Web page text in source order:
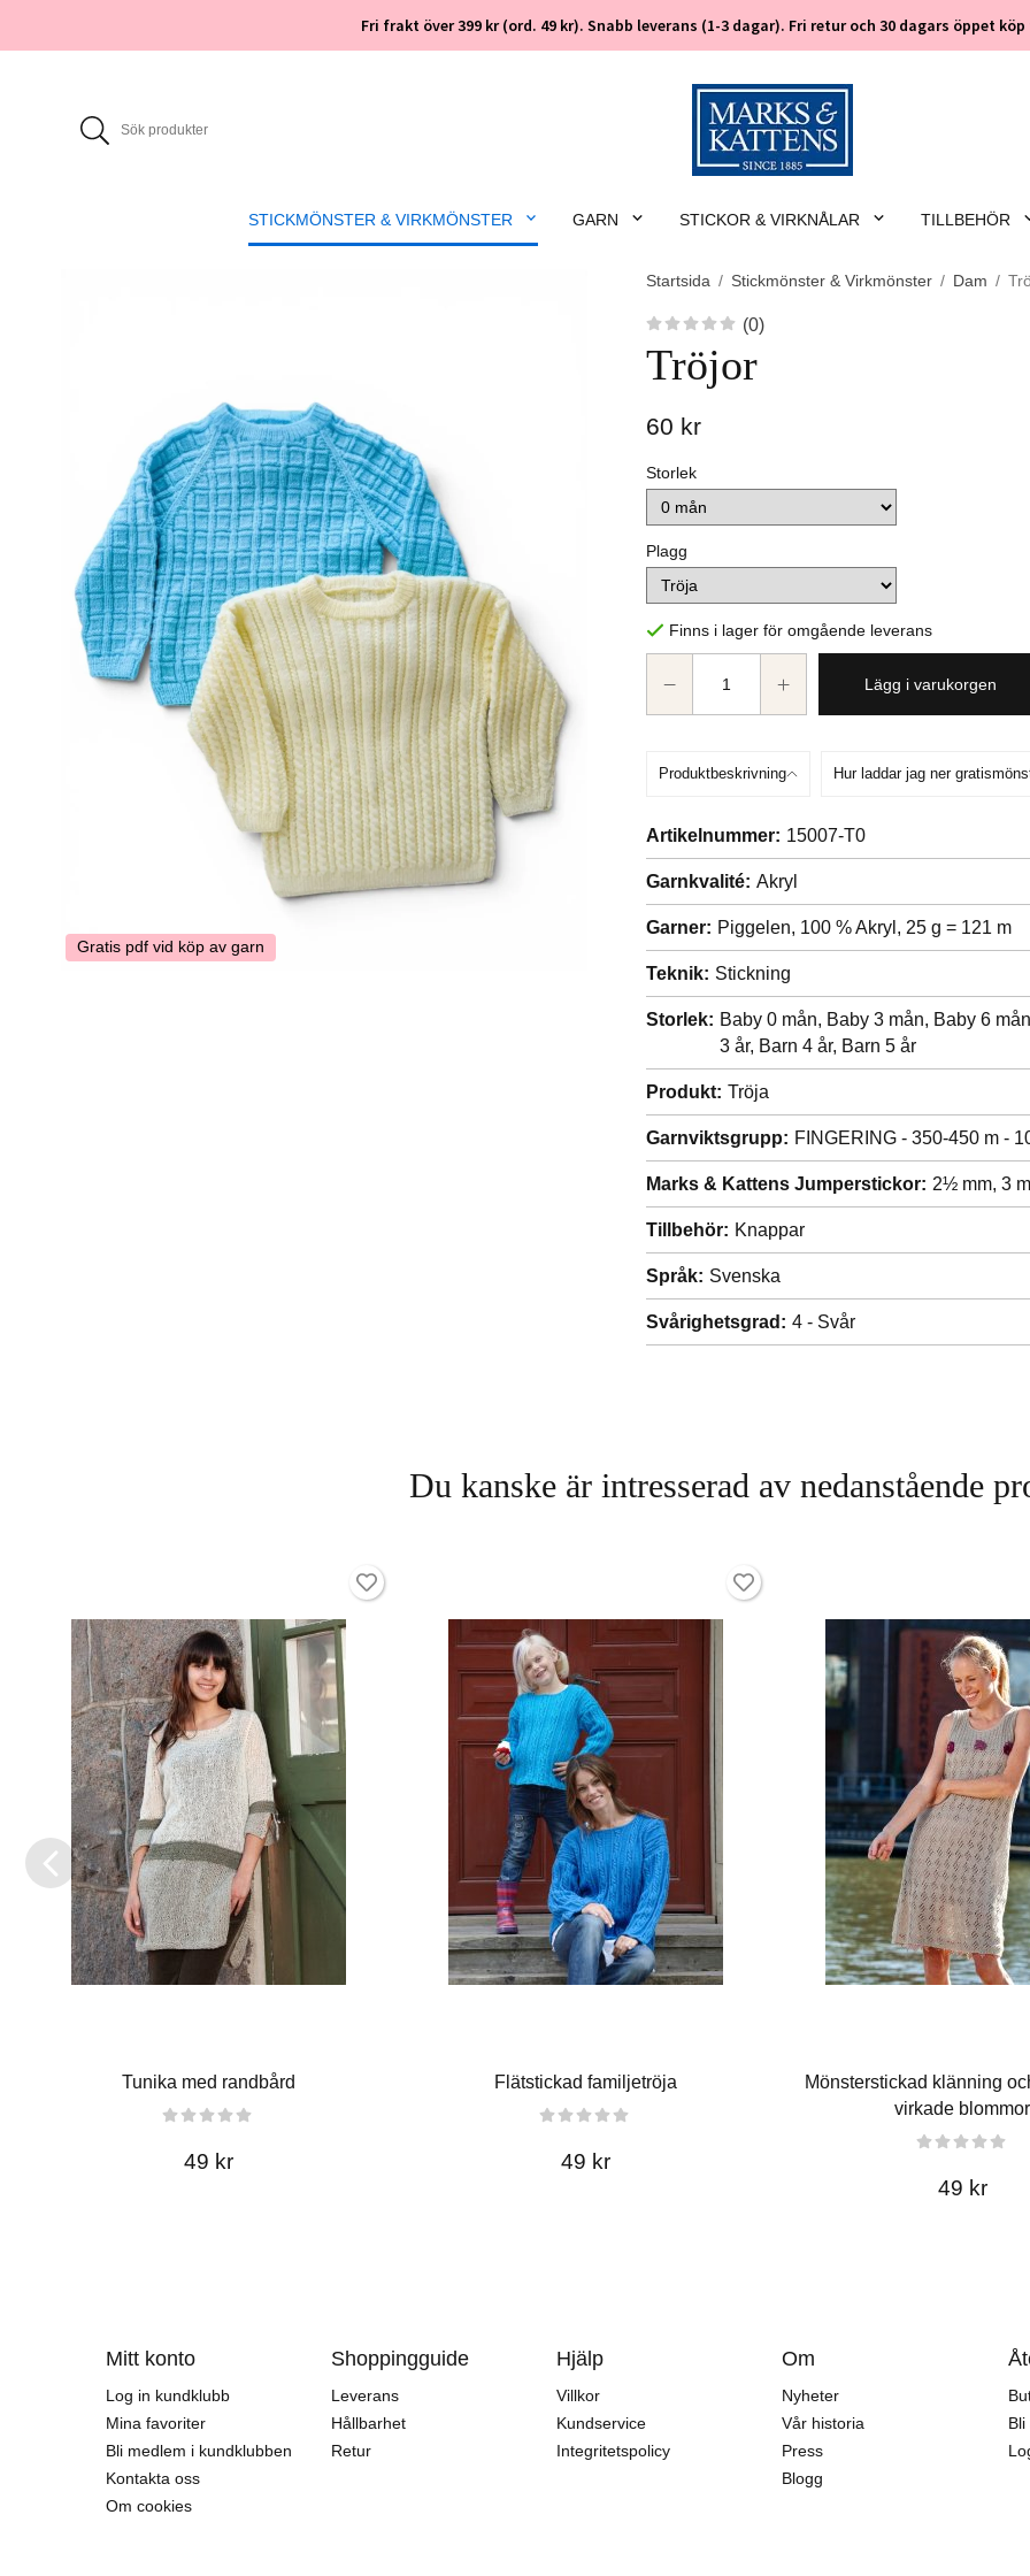
Fri frakt över 399 kr (ord. 49 kr). Snabb leverans (1-3 dagar). Fri retur och 30 dagars öppet
STICKMÖNSTER & VIRKMÖNSTER GARN STICKOR & VIRKNÅLAR TILLBEHÖR
Gratis pdf vid köp av garn
Startsida / Stickmönster & Virkmönster / Dam /
(0)
Tröjor
60 kr
Storlek
Plagg
Finns i lager för omgående leverans
Lägg i varukorgen
Produktbeskrivning Hur laddar jag ner
Artikelnummer: 15007-T0
Garnkvalité: Akryl
Garner: Piggelen, 100 % Akryl, 25 g = 121 m
Teknik: Stickning
Storlek: Baby 0 mån, Baby 3 mån, Baby 6
3 år, Barn 4 år, Barn 5 år
Produkt: Tröja
Garnviktsgrupp: FINGERING - 350-450 m -
Marks & Kattens Jumperstickor: 2½ mm, 3
Tillbehör: Knappar
Språk: Svenska
Svårighetsgrad: 4 - Svår
Du kanske är intresserad av nedanstående
Tunika med randbård
49 kr
Flätstickad familjetröja
49 kr
Mönsterstickad klänning
virkade blommor
49 kr
Mitt konto
Log in kundklubb
Mina favoriter
Bli medlem i kundklubben
Kontakta oss
Om cookies
Shoppingguide
Leverans
Hållbarhet
Retur
Hjälp
Villkor
Kundservice
Integritetspolicy
Om
Nyheter
Vår historia
Press
Blogg